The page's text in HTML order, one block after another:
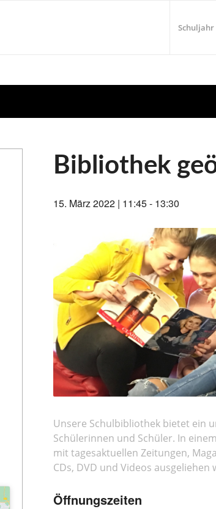
Schuljahr
Bibliothek
15. März 2022 | 11:45- 13:30
Unsere Schulbibliothek bietet ein
Schülerinnen und Schüler. In
mit tagesaktuellen Zeitungen,
CDs, DVD und Videos ausgeliehen
Öffnungszeiten